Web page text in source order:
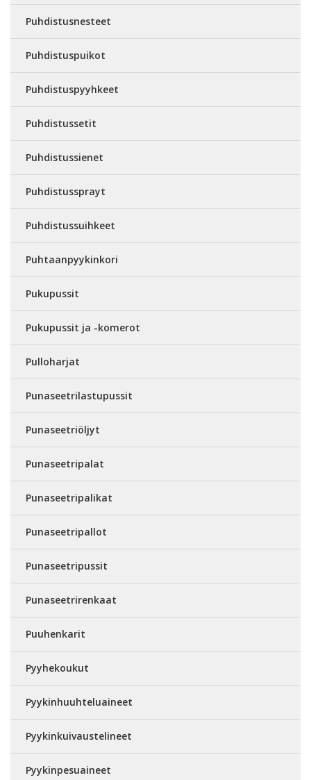
Puhdistusnesteet
Puhdistuspuikot
Puhdistuspyyhkeet
Puhdistussetit
Puhdistussienet
Puhdistussprayt
Puhdistussuihkeet
Puhtaanpyykinkori
Pukupussit
Pukupussit ja -komerot
Pulloharjat
Punaseetrilastupussit
Punaseetriöljyt
Punaseetripalat
Punaseetripalikat
Punaseetripallot
Punaseetripussit
Punaseetrirenkaat
Puuhenkarit
Pyyhekoukut
Pyykinhuuhteluaineet
Pyykinkuivaustelineet
Pyykinpesuaineet